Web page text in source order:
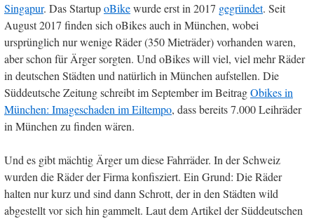
Singapur. Das StartupoBikewurde erst in 2017 gegründet. Seit
August 2017 finden sich oBikes auch in München, wobei
ursprünglich nur wenige Räder (350 Mieträder) vorhanden waren,
aber schon für Ärger sorgten. Und oBikes will viel, viel mehr Räder
in deutschen Städten und natürlich in München aufstellen. Die
Süddeutsche Zeitung schreibt im September im BeitragObikes in
München: Imageschaden im Eiltempo, dass bereits 7.000 Leihräder
in München zu finden wären.
Und es gibt mächtig Ärger um diese Fahrräder. In der Schweiz
wurden die Räder der Firma konfisziert. Ein Grund: Die Räder
halten nur kurz und sind dann Schrott, der in den Städten wild
abgestellt vor sich hin gammelt. Laut dem Artikel der Süddeutschen